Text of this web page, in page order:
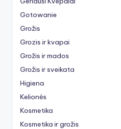
Gotowanie
Grožis
Grozis ir kvapai
Grožis ir mados
Grožis ir sveikata
Higiena
Kelionės
Kosmetika
Kosmetika ir grožis